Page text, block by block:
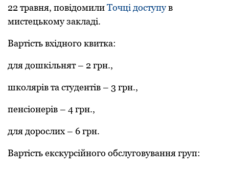
22 травня, повідомилиТочці доступув
мистецькому закладі.
Вартість вхідного квитка:
для дошкільнят – 2 грн.,
школярів та студентів – 3 грн.,
пенсіонерів – 4 грн.,
для дорослих – 6 грн.
Вартість екскурсійного обслуговування груп: